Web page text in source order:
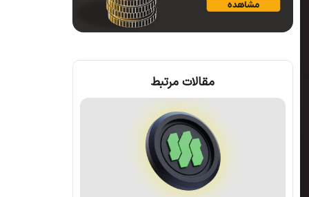
مقالات مرتبط